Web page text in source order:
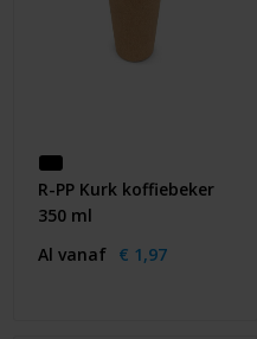
R-PP Kurk koffiebeker
350 ml
Al vanaf € 1,97